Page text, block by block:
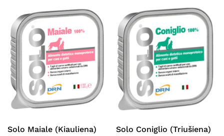
Solo Maiale (Kiauliena)
Solo Coniglio (Triušiena)